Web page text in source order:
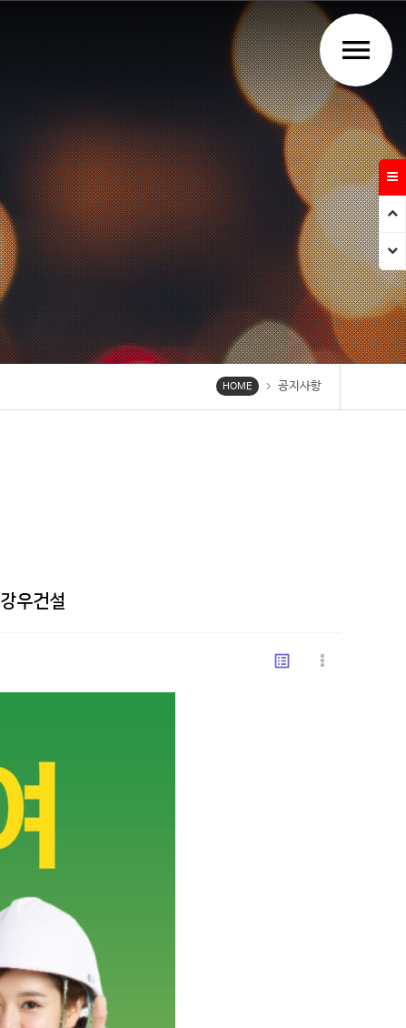
PrevNext
menu
HOME chevron_right 공지사항
우건설
list_alt